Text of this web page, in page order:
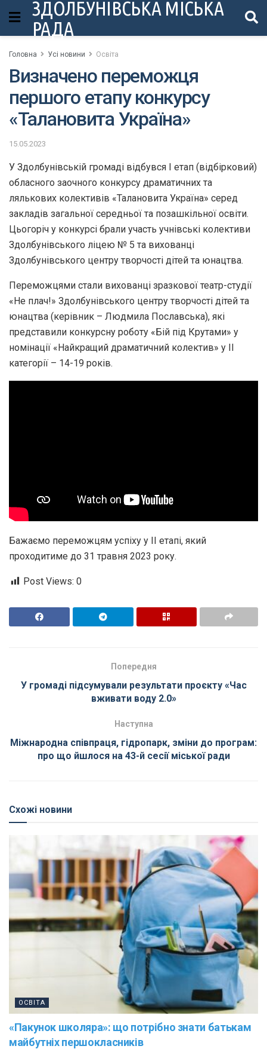
ЗДОЛБУНІВСЬКА МІСЬКА
РАДА
Головна Усі новини Освіта
Визначено переможця
першого етапу конкурсу
«Талановита Україна»
15.05.2023
У Здолбунівській громаді відбувся І етап (відбірковий)
обласного заочного конкурсу драматичних та
лялькових колективів «Талановита Україна» серед
закладів загальної середньої та позашкільної освіти.
Цьогоріч у конкурсі брали участь учнівські колективи
Здолбунівського ліцею № 5 та вихованці
Здолбунівського центру творчості дітей та юнацтва.
Переможцями стали вихованці зразкової театр-студії
«Не плач!» Здолбунівського центру творчості дітей та
юнацтва (керівник – Людмила Пославська), які
представили конкурсну роботу «Бій під Крутами» у
номінації «Найкращий драматичний колектив» у ІІ
категорії – 14-19 років.
Бажаємо переможцям успіху у ІІ етапі, який
проходитиме до 31 травня 2023 року.
Post Views: 0
Попередня
У громаді підсумували результати проєкту «Час
вживати воду 2.0»
Наступна
Міжнародна співпраця, гідропарк, зміни до програм:
про що йшлося на 43-й сесії міської ради
Схожі новини
ОСВІТА
«Пакунок школяра»: що потрібно знати батькам
майбутніх першокласників